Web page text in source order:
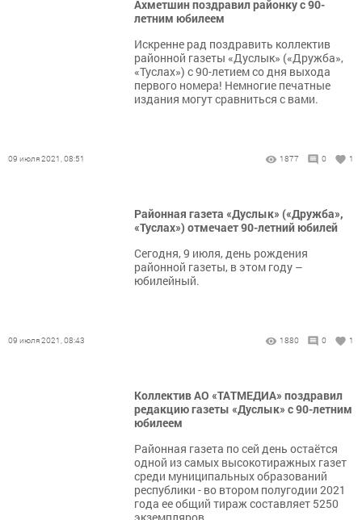
Ахметшин поздравил районку с 90-
летним юбилеем
Искренне рад поздравить коллектив
районной газеты «Дуслык» («Дружба»,
«Туслах») с 90-летием со дня выхода
первого номера! Немногие печатные
издания могут сравниться с вами.
09 июля 2021, 08:51 1877 0 1
Районная газета «Дуслык» («Дружба»,
«Туслах») отмечает 90-летний юбилей
Сегодня, 9 июля, день рождения
районной газеты, в этом году –
юбилейный.
09 июля 2021, 08:43 1880 0 1
Коллектив АО «ТАТМЕДИА» поздравил
редакцию газеты «Дуслык» с 90-летним
юбилеем
Районная газета по сей день остаётся
одной из самых высокотиражных газет
среди муниципальных образований
республики - во втором полугодии 2021
года ее общий тираж составляет 5250